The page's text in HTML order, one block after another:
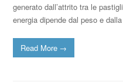
generato dall’attrito tra le
energia dipende dal peso e
Read More →